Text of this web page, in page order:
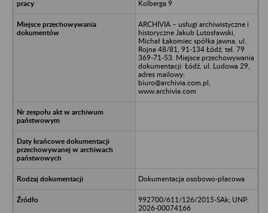
Kolberga 9
ARCHIVIA – usługi archiwistyczne i
historyczne Jakub Lutosławski,
Michał Łakomiec spółka jawna, ul.
Rojna 48/81, 91-134 Łódź, tel. 79
369-71-53. Miejsce przechowywania
dokumentacji: Łódź, ul. Ludowa 29,
adres mailowy:
biuro@archivia.com.pl,
www.archivia.com
Dokumentacja osobowo-płacowa
992700/611/126/2015-SAk; UNP:
2026-00074166